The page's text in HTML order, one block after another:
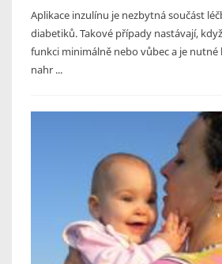
Aplikace inzulínu je nezbytná součást
diabetiků. Takové případy nastávají,
funkci minimálně nebo vůbec a je
nahr ...